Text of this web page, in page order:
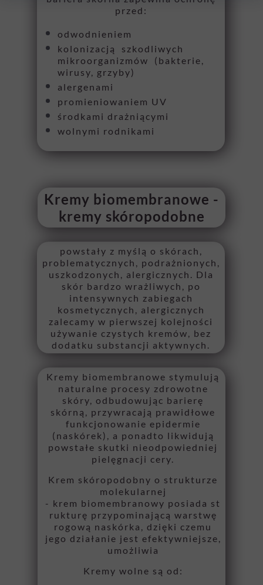
przed:
odwodnieniem
kolonizacją szkodliwych
mikroorganizmów (bakterie,
wirusy, grzyby)
alergenami
promieniowaniem UV
środkami drażniącymi
wolnymi rodnikami
powstały z myślą o skórach,
problematycznych, podrażnionych,
uszkodzonych, alergicznych. Dla
skór bardzo wrażliwych, po
intensywnych zabiegach
kosmetycznych, alergicznych
zalecamy w pierwszej kolejności
używanie czystych kremów, bez
dodatku substancji aktywnych.
Kremy biomembranowe -
kremy skóropodobne
Kremy biomembranowe stymulują
naturalne procesy zdrowotne
skóry, odbudowując barierę
skórną, przywracają prawidłowe
funkcjonowanie epidermie
(naskórek), a ponadto likwidują
powstałe skutki nieodpowiedniej
pielęgnacji cery.
Krem skóropodobny o strukturze
molekularnej
- krem biomembranowy posiada st
rukturę przypominającą warstwę
rogową naskórka, dzięki czemu
jego działanie jest efektywniejsze,
umożliwia
Kremy wolne są od: